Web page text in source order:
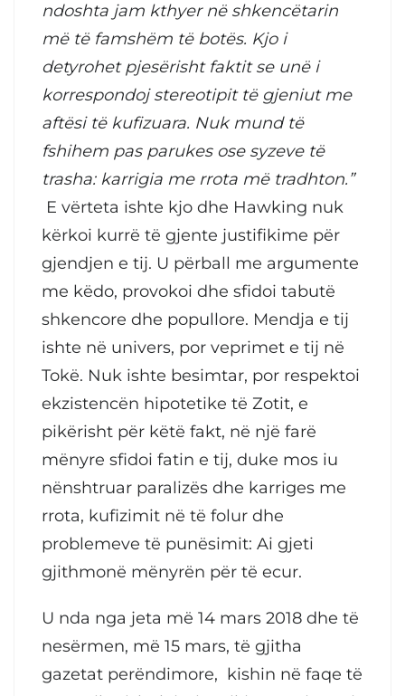
ndoshta jam kthyer në shkencëtarin
më të famshëm të botës. Kjo i
detyrohet pjesërisht faktit se unë i
korrespondoj stereotipit të gjeniut me
aftësi të kufizuara. Nuk mund të
fshihem pas parukes ose syzeve të
trasha: karrigia me rrota më tradhton.”
E vërteta ishte kjo dhe Hawking nuk
kërkoi kurrë të gjente justifikime për
gjendjen e tij. U përball me argumente
me këdo, provokoi dhe sfidoi tabutë
shkencore dhe popullore. Mendja e tij
ishte në univers, por veprimet e tij në
Tokë. Nuk ishte besimtar, por respektoi
ekzistencën hipotetike të Zotit, e
pikërisht për këtë fakt, në një farë
mënyre sfidoi fatin e tij, duke mos iu
nënshtruar paralizës dhe karriges me
rrota, kufizimit në të folur dhe
problemeve të punësimit: Ai gjeti
gjithmonë mënyrën për të ecur.
U nda nga jeta më 14 mars 2018 dhe të
nesërmen, më 15 mars, të gjitha
gazetat perëndimore, kishin në faqe të